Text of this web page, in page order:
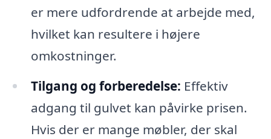
er mere udfordrende at arbejde med,
hvilket kan resultere i højere
omkostninger.
Tilgang og forberedelse: Effektiv
adgang til gulvet kan påvirke prisen.
Hvis der er mange møbler, der skal